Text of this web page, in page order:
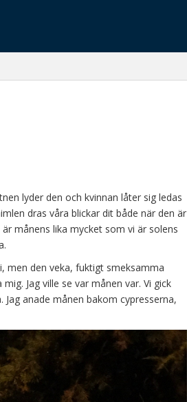
lyder den och kvinnan låter sig ledas
dras våra blickar dit både när den är
månens lika mycket som vi är solens
men den veka, fuktigt smeksamma
Jag ville se var månen var. Vi gick
anade månen bakom cypresserna,